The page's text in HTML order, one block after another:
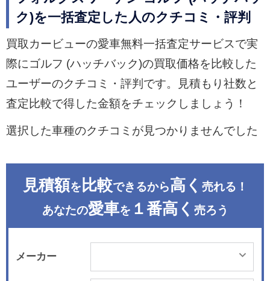
ク)を一括査定した人のクチコミ・評判
買取カービューの愛車無料一括査定サービスで実
際にゴルフ (ハッチバック)の買取価格を比較した
ユーザーのクチコミ・評判です。見積もり社数と
査定比較で得した金額をチェックしましょう！
選択した車種のクチコミが見つかりませんでした
見積額を 比較できるから高く 売れる！
あなたの愛車を １番高く 売ろう
メーカー